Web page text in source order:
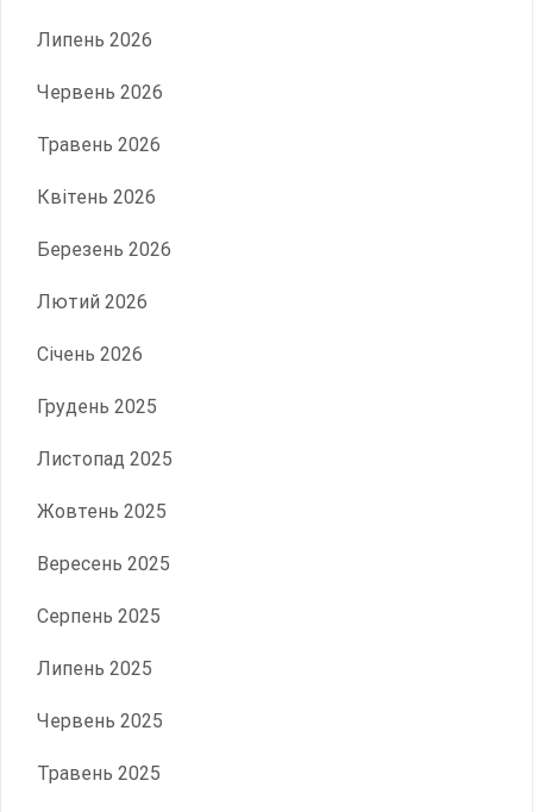
Липень 2026
Червень 2026
Травень 2026
Квітень 2026
Березень 2026
Лютий 2026
Січень 2026
Грудень 2025
Листопад 2025
Жовтень 2025
Вересень 2025
Серпень 2025
Липень 2025
Червень 2025
Травень 2025